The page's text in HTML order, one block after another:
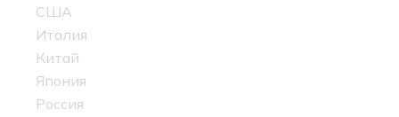
США
Италия
Китай
Япония
Россия